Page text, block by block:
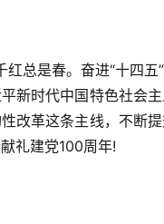
红总是春。奋进“十四
新时代中国特色社会
改革这条主线，不断
礼建党100周年!